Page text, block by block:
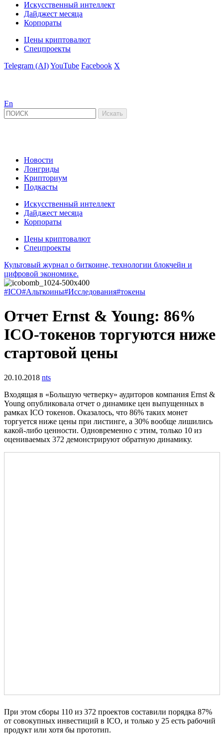
Искусственный интеллект
Дайджест месяца
Корпораты
Цены криптовалют
Спецпроекты
Telegram (AI)YouTube Facebook X
En
Новости
Лонгриды
Крипториум
Подкасты
Искусственный интеллект
Дайджест месяца
Корпораты
Цены криптовалют
Спецпроекты
Культовый журнал о биткоине, технологии блокчейн и
цифровой экономике.
#ICO#Альткоины#Исследования#токены
Отчет Ernst & Young: 86%
ICO-токенов торгуются ниже
стартовой цены
20.10.2018 nts
Входящая в «Большую четверку» аудиторов компания Ernst &
Young опубликовала отчет о динамике цен выпущенных в
рамках ICO токенов. Оказалось, что 86% таких монет
торгуется ниже цены при листинге, а 30% вообще лишились
какой-либо ценности. Одновременно с этим, только 10 из
оцениваемых 372 демонстрируют обратную динамику.
При этом сборы 110 из 372 проектов составили порядка 87%
от совокупных инвестиций в ICO, и только у 25 есть рабочий
продукт или хотя бы прототип.